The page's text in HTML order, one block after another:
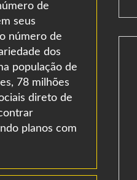
de
seus
número de
dos
população de
78 milhões
direto de
planos com